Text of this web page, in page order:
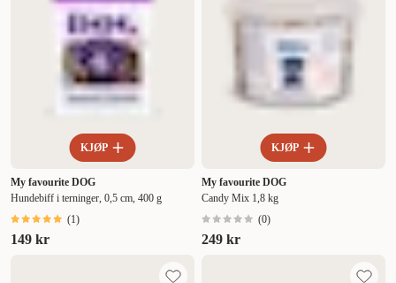
KJØP
My favourite DOG
Hundebiff i terninger, 0,5 cm, 400 g
(1)
149 kr
KJØP
My favourite DOG
Candy Mix 1,8 kg
(0)
249 kr